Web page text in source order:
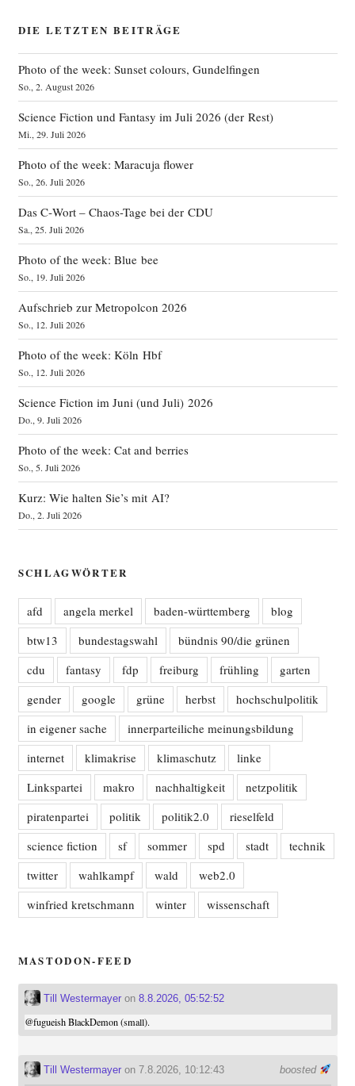
DIE LETZTEN BEITRÄGE
Photo of the week: Sunset colours, Gundelfingen
So., 2. August 2026
Science Fiction und Fantasy im Juli 2026 (der Rest)
Mi., 29. Juli 2026
Photo of the week: Maracuja flower
So., 26. Juli 2026
Das C‑Wort – Chaos-Tage bei der CDU
Sa., 25. Juli 2026
Photo of the week: Blue bee
So., 19. Juli 2026
Aufschrieb zur Metropolcon 2026
So., 12. Juli 2026
Photo of the week: Köln Hbf
So., 12. Juli 2026
Science Fiction im Juni (und Juli) 2026
Do., 9. Juli 2026
Photo of the week: Cat and berries
So., 5. Juli 2026
Kurz: Wie halten Sie’s mit AI?
Do., 2. Juli 2026
SCHLAGWÖRTER
afd angela merkel baden-württemberg
blog
btw13
bundestagswahl
bündnis 90/die grünen
cdu
fantasy fdp freiburg frühling
garten
gender
google grüne herbst
hochschulpolitik
in eigener sache
innerparteiliche meinungsbildung
internet
klimakrise klimaschutz
linke
Linkspartei
makro nachhaltigkeit
netzpolitik
piratenpartei
politik politik2.0
rieselfeld
science fiction
sf sommer spd stadt
technik
twitter
wahlkampf wald
web2.0
winfried kretschmann
winter wissenschaft
MASTODON-FEED
Till Westermayeron 8.8.2026, 05:52:52
@fugueishBlackDemon (small).
boosted
Till Westermayeron 7.8.2026, 10:12:43